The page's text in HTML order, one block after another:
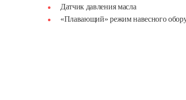
Датчик давления масла
«Плавающий» режим навесного